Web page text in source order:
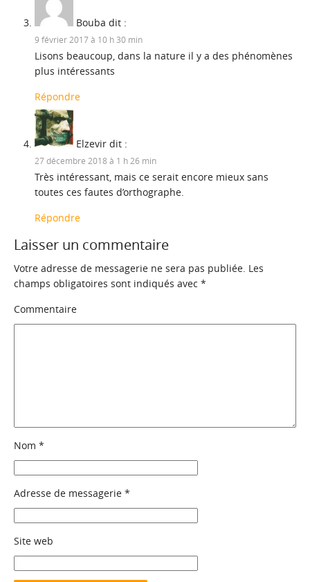
Bouba dit :
9 février 2017 à 10 h 30 min
Lisons beaucoup, dans la nature il y a des phénomènes
plus intéressants
Répondre
Elzevir dit :
27 décembre 2018 à 1 h 26 min
Très intéressant, mais ce serait encore mieux sans
toutes ces fautes d’orthographe.
Répondre
Laisser un commentaire
Votre adresse de messagerie ne sera pas publiée. Les
champs obligatoires sont indiqués avec *
Commentaire
Nom *
Adresse de messagerie *
Site web